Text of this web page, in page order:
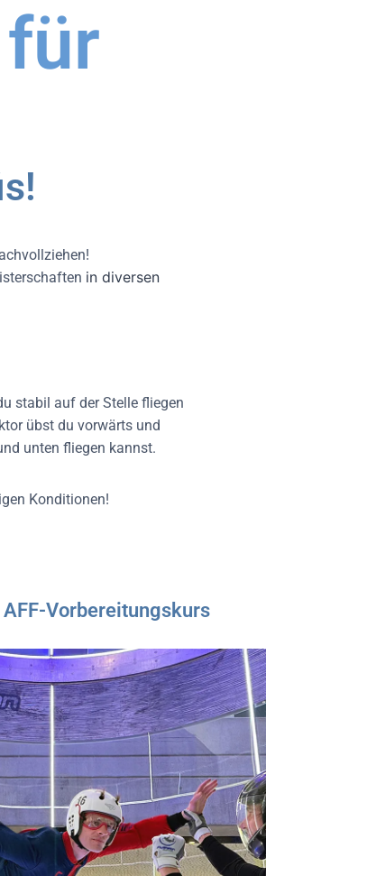
in diversen
stabil auf der Stelle fliegen
übst du vorwärts und
unten fliegen kannst.
Konditionen!
AFF-Vorbereitungskurs